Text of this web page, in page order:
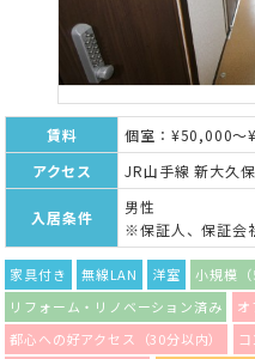
賃料
個室：¥50,000～
アクセス
JR山手線 新大久
入居条件
男性
※保証人、保証会
家具付き 無線LAN 洋室
小規模（
リフォーム・リノベーション済み
オ
都心への好アクセス（30分以内）